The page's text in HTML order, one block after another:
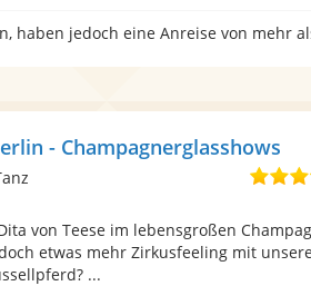
haben jedoch eine Anreise von mehr
- Champagnerglasshows
von Teese im lebensgroßen
etwas mehr Zirkusfeeling mit
...